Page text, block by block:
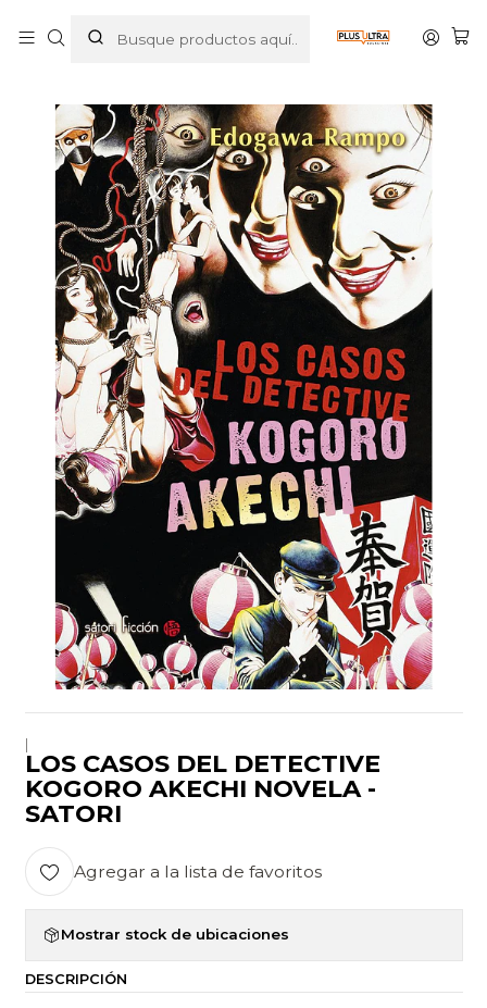
LOS CASOS DEL DETECTIVE KOGORO AKECHI NOVELA -
SATORI
|
LOS CASOS DEL DETECTIVE
KOGORO AKECHI NOVELA -
SATORI
Agregar a la lista de favoritos
Mostrar stock de ubicaciones
DESCRIPCIÓN